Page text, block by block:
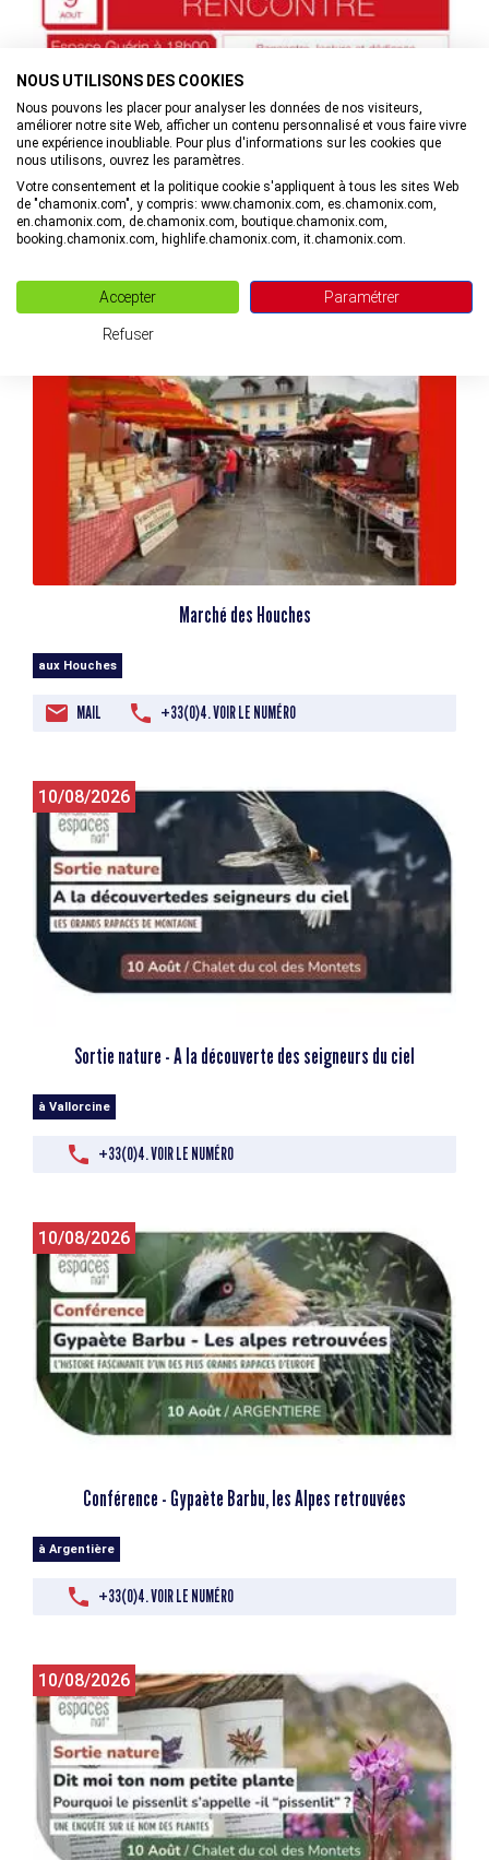
Rencontre avec Christian Vincent pour "SOS Glaciers"
à Chamonix-Mont-Blanc
Marché des Houches
aux Houches
MAIL +33(0)4. VOIR LE NUMÉRO
10/08/2026
Sortie nature - A la découverte des seigneurs du ciel
à Vallorcine
+33(0)4. VOIR LE NUMÉRO
10/08/2026
Conférence - Gypaète Barbu, les Alpes retrouvées
à Argentière
+33(0)4. VOIR LE NUMÉRO
10/08/2026
NOUS UTILISONS DES COOKIES
Nous pouvons les placer pour analyser les données de nos visiteurs,
améliorer notre site Web, afficher un contenu personnalisé et vous faire vivre
une expérience inoubliable. Pour plus d'informations sur les cookies que
nous utilisons, ouvrez les paramètres.
Votre consentement et la politique cookie s'appliquent à tous les sites Web
de "chamonix.com", y compris: www.chamonix.com, es.chamonix.com,
en.chamonix.com, de.chamonix.com, boutique.chamonix.com,
booking.chamonix.com, highlife.chamonix.com, it.chamonix.com.
Accepter Paramétrer
Refuser